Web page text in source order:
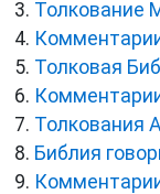
Толкование
Толковая
Толкования
Библия